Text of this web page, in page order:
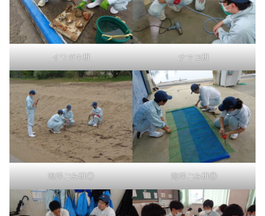
イワガキ班 ナマコ班
海洋ごみ班① 海洋ごみ班②